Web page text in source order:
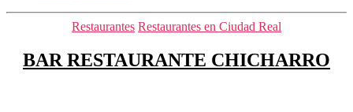
Categorías
Restaurantes Restaurantes en Ciudad Real
BAR RESTAURANTE CHICHARRO